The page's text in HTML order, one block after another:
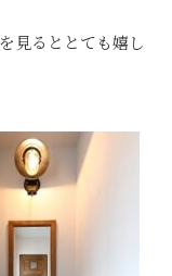
約
グ請求
介キャンペーン
見るととても嬉し